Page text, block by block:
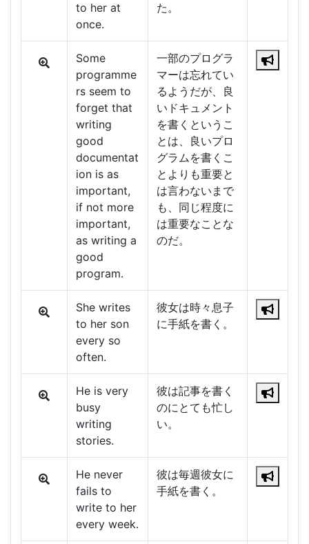
to her at
once.
た。
Some
programme
rs seem to
forget that
writing
good
documentat
ion is as
important,
if not more
important,
as writing a
good
program.
一部のプログラ
マーは忘れてい
るようだが、良
いドキュメント
を書くというこ
とは、良いプロ
グラムを書くこ
とよりも重要と
は言わないまで
も、同じ程度に
は重要なことな
のだ。
She writes
to her son
every so
often.
彼女は時々息子
に手紙を書く。
He is very
busy
writing
stories.
彼は記事を書く
のにとても忙し
い。
He never
fails to
write to her
every week.
彼は毎週彼女に
手紙を書く。